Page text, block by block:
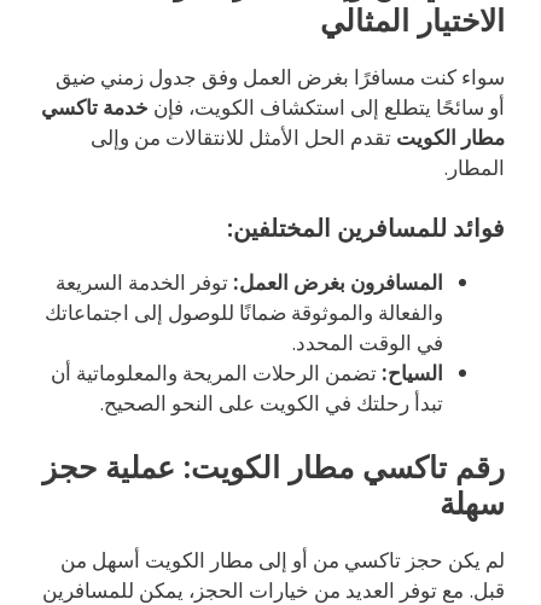
الاختيار المثالي
سواء كنت مسافرًا بغرض العمل وفق جدول زمني ضيق
أو سائحًا يتطلع إلى استكشاف الكويت، فإن خدمة تاكسي
مطار الكويت تقدم الحل الأمثل للانتقالات من وإلى
المطار.
فوائد للمسافرين المختلفين:
المسافرون بغرض العمل: توفر الخدمة السريعة
والفعالة والموثوقة ضمانًا للوصول إلى اجتماعاتك
في الوقت المحدد.
السياح: تضمن الرحلات المريحة والمعلوماتية أن
تبدأ رحلتك في الكويت على النحو الصحيح.
رقم تاكسي مطار الكويت: عملية حجز
سهلة
لم يكن حجز تاكسي من أو إلى مطار الكويت أسهل من
قبل. مع توفر العديد من خيارات الحجز، يمكن للمسافرين